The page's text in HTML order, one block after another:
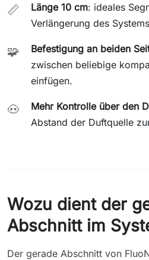
📏 Länge 10 cm: ideales
Verlängerung des
🧩 Befestigung an beiden
zwischen beliebige
einfügen.
🐽 Mehr Kontrolle über den
Abstand der Duftquelle
Wozu dient der
Abschnitt im
Der gerade Abschnitt von